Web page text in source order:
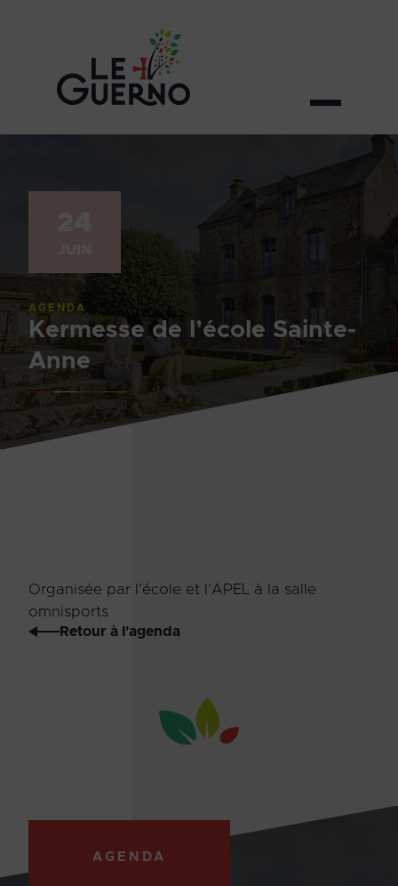
AGENDA
Kermesse de l’école Sainte-
Anne
Organisée par l’école et l’APEL à la salle
omnisports
Retour à l'agenda
AGENDA